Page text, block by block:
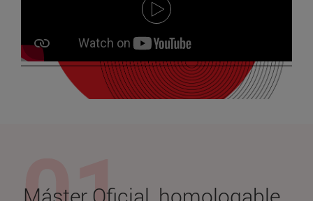
Máster Oficial, homologable